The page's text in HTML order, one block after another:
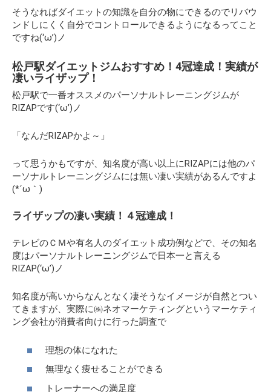
そうなればダイエットの知識を自分の物にできるのでリバウ
ンドしにくく自分でコントロールできるようになるってこと
ですね(‘ω’)ノ
松戸駅ダイエットジムおすすめ！4冠達成！実績が
凄いライザップ！
松戸駅で一番オススメのパーソナルトレーニングジムが
RIZAPです(‘ω’)ノ
「なんだRIZAPかよ～」
って思うかもですが、知名度が高い以上にRIZAPには他のパ
ーソナルトレーニングジムには無い凄い実績があるんですよ
(*´ω｀)
ライザップの凄い実績！４冠達成！
テレビのＣＭや有名人のダイエット成功例などで、その知名
度はパーソナルトレーニングジムで日本一と言える
RIZAP(‘ω’)ノ
知名度が高いからなんとなく凄そうなイメージが自然とつい
てきますが、実際に㈱ネオマーケティングというマーケティ
ング会社が消費者向けに行った調査で
理想の体になれた
無理なく痩せることができる
トレーナーへの満足度